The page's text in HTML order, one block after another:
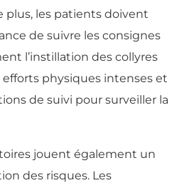
plus, les patients doivent
de suivre les consignes
l’instillation des collyres
efforts physiques intenses et
de suivi pour surveiller la
jouent également un
des risques. Les